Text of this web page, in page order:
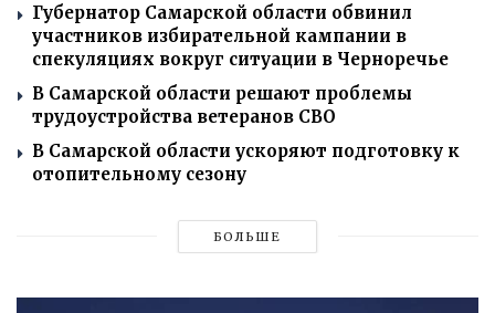
Губернатор Самарской области обвинил
участников избирательной кампании в
спекуляциях вокруг ситуации в Черноречье
В Самарской области решают проблемы
трудоустройства ветеранов СВО
В Самарской области ускоряют подготовку к
отопительному сезону
БОЛЬШЕ